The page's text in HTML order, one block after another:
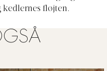
kedlernes fløjten.